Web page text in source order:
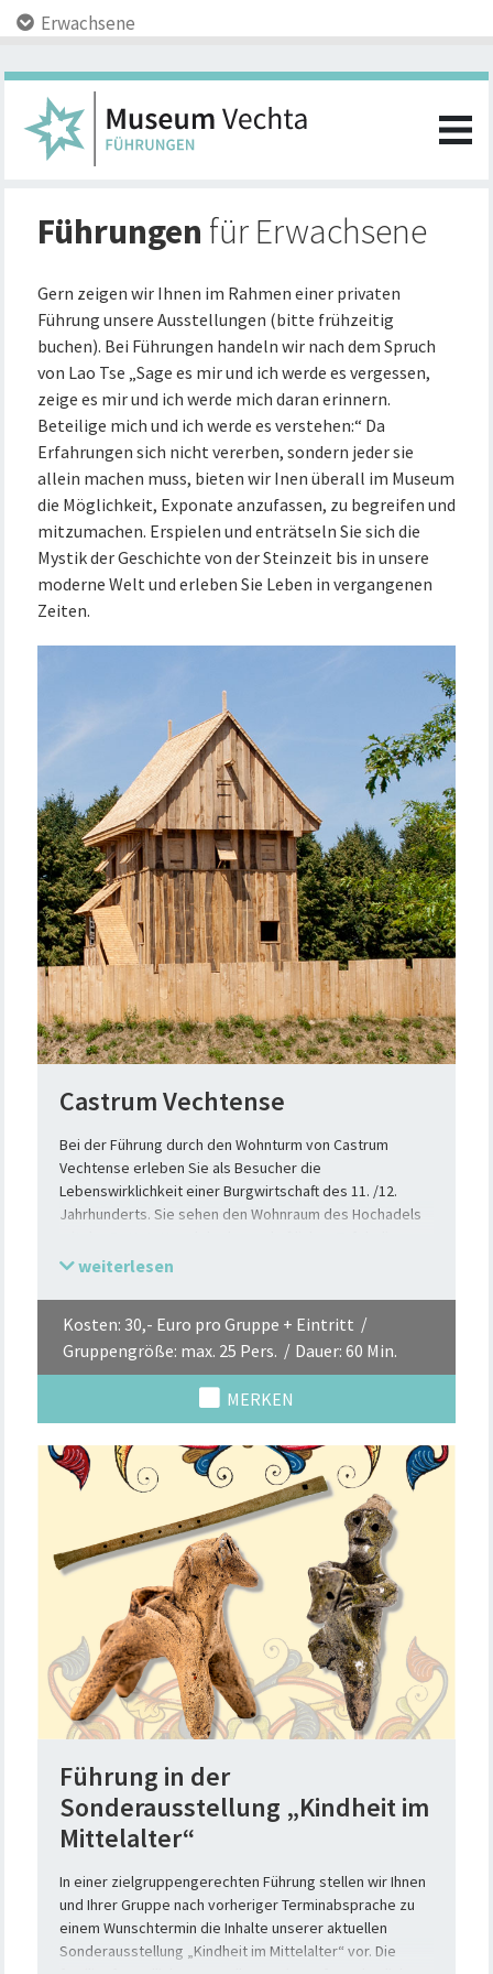
Erwachsene
Führungen für Erwachsene
Gern zeigen wir Ihnen im Rahmen einer privaten
Führung unsere Ausstellungen (bitte frühzeitig
buchen). Bei Führungen handeln wir nach dem Spruch
von Lao Tse „Sage es mir und ich werde es vergessen,
zeige es mir und ich werde mich daran erinnern.
Beteilige mich und ich werde es verstehen:“ Da
Erfahrungen sich nicht vererben, sondern jeder sie
allein machen muss, bieten wir Inen überall im Museum
die Möglichkeit, Exponate anzufassen, zu begreifen und
mitzumachen. Erspielen und enträtseln Sie sich die
Mystik der Geschichte von der Steinzeit bis in unsere
moderne Welt und erleben Sie Leben in vergangenen
Zeiten.
Castrum Vechtense
Bei der Führung durch den Wohnturm von Castrum
Vechtense erleben Sie als Besucher die
Lebenswirklichkeit einer Burgwirtschaft des 11. /12.
Jahrhunderts. Sie sehen den Wohnraum des Hochadels
Waffen eines Ritters und das Kleid einer Burgfrau im
und Schlafraum des Gesindes, wo das Essen für die
Tafelrunde zubereitet, Wolle gefärbt und Garn
gesponnen wurde. Das unterste Geschoss dient als
Lagerraum für die empfindlichen Lebensmittel.
Ganz nebenbei erfahren Sie, wann die Burg Vechta durch
anlegte anstatt nur einer großen.
Lassen Sie sich von der bunten mittelalterlichen Welt
faszinieren. Sie werden sie ganz neu kennenlernen.
weiterlesen
Kosten: 30,- Euro pro Gruppe + Eintritt
Gruppengröße: max. 25 Pers.
Dauer: 60 Min.
MERKEN
Führung in der
Sonderausstellung „Kindheit im
Mittelalter“
In einer zielgruppengerechten Führung stellen wir Ihnen
und Ihrer Gruppe nach vorheriger Terminabsprache zu
einem Wunschtermin die Inhalte unserer aktuellen
Sonderausstellung „Kindheit im Mittelalter“ vor. Die